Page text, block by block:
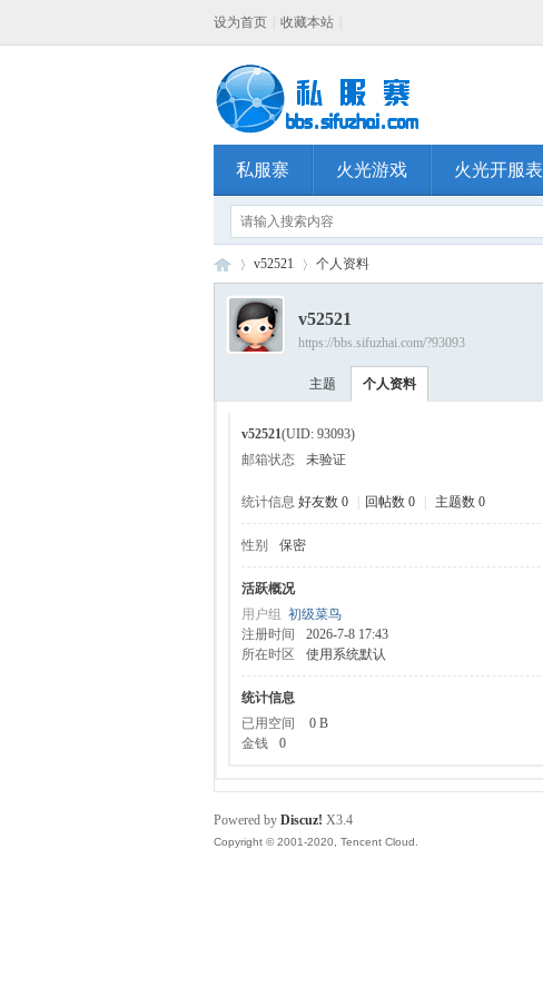
设为首页 收藏本站
私服寨 火光游戏 火光开服表
v52521 个人资料
v52521
https://bbs.sifuzhai.com/?93093
主题 个人资料
v52521(UID: 93093)
邮箱状态
未验证
统计信息 好友数 0 回帖数 0 主题数 0
性别 保密
活跃概况
用户组 初级菜鸟
注册时间
2026-7-8 17:43
所在时区
使用系统默认
统计信息
已用空间
0 B
金钱
0
Powered by Discuz! X3.4
Copyright © 2001-2020, Tencent Cloud.